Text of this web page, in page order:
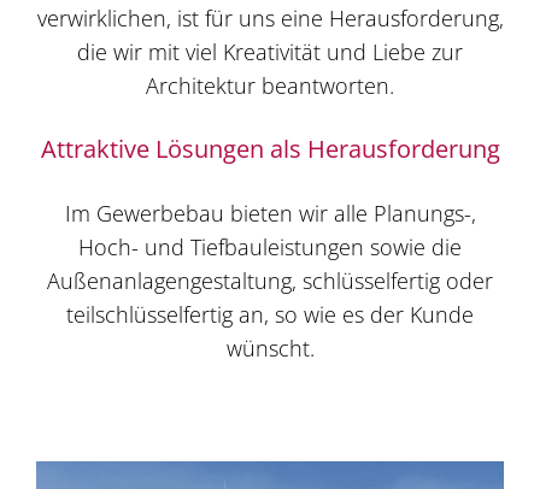
verwirklichen, ist für uns eine Herausforderung,
die wir mit viel Kreativität und Liebe zur
Architektur beantworten.
Attraktive Lösungen als Herausforderung
Im Gewerbebau bieten wir alle Planungs-,
Hoch- und Tiefbauleistungen sowie die
Außenanlagengestaltung, schlüsselfertig oder
teilschlüsselfertig an, so wie es der Kunde
wünscht.